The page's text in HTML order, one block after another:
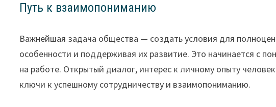
Путь к взаимопониманию
Важнейшая задача общества — создать условия для
особенности и поддерживая их развитие. Это начинается с
на работе. Открытый диалог, интерес к личному опыту
ключи к успешному сотрудничеству и взаимопониманию.